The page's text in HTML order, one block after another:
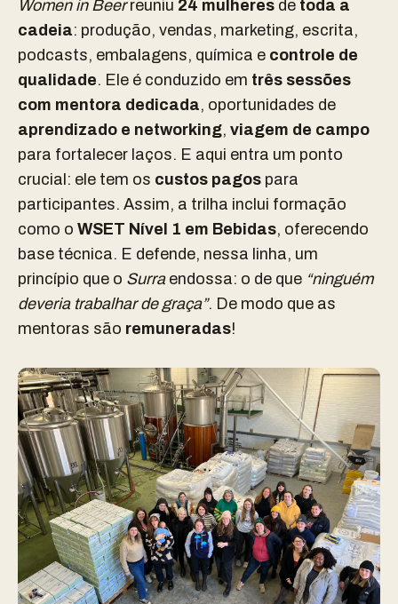
Women in Beerreuniu 24 mulheres de toda a
cadeia: produção, vendas, marketing, escrita,
podcasts, embalagens, química e controle de
qualidade. Ele é conduzido em três sessões
com mentora dedicada, oportunidades de
aprendizado e networking, viagem de campo
para fortalecer laços. E aqui entra um ponto
crucial: ele tem os custos pagos para
participantes. Assim, a trilha inclui formação
como o WSET Nível 1 em Bebidas, oferecendo
base técnica. E defende, nessa linha, um
princípio que o Surraendossa: o de que “ninguém
deveria trabalhar de graça”. De modo que as
mentoras são remuneradas!